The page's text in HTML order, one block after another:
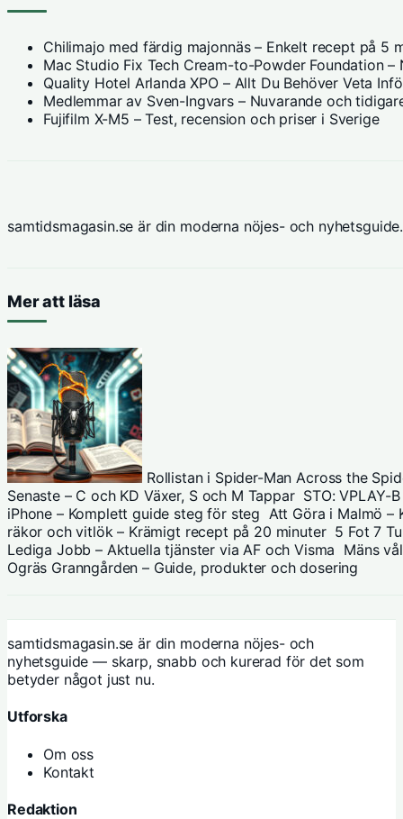
Chilimajo med färdig majonnäs – Enkelt recept på 5
Mac Studio Fix Tech Cream-to-Powder Foundation
Quality Hotel Arlanda XPO – Allt Du Behöver Veta
Medlemmar av Sven-Ingvars – Nuvarande och
Fujifilm X-M5 – Test, recension och priser i Sverige
samtidsmagasin.se är din moderna nöjes- och
Mer att läsa
Rollistan i Spider-Man Across the
Senaste – C och KD Växer, S och M Tappar STO: VPLAY-
iPhone – Komplett guide steg för steg Att Göra i Malmö –
räkor och vitlök – Krämigt recept på 20 minuter 5 Fot 7
Lediga Jobb – Aktuella tjänster via AF och Visma Mäns
Ogräs Granngården – Guide, produkter och dosering
samtidsmagasin.se är din moderna nöjes- och
nyhetsguide — skarp, snabb och kurerad för det som
betyder något just nu.
Utforska
Om oss
Kontakt
Redaktion